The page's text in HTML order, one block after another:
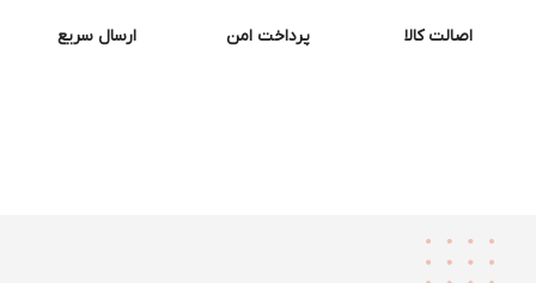
اصالت کالا پرداخت امن ارسال سریع